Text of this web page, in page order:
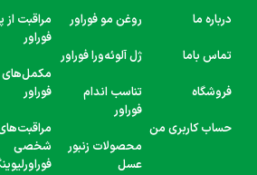
درباره ما
تماس باما
فروشگاه
حساب کاربری من
روغن مو فوراور
ژل آلوئه‌ورا فوراور
تناسب اندام
فوراور
محصولات زنبور
عسل
مراقبت
فوراور
مکمل‌های
فوراور
شخصی